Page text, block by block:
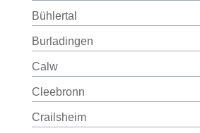
Bühlertal
Burladingen
Calw
Cleebronn
Crailsheim